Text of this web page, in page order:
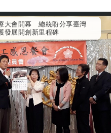
大會開幕 總統盼分享臺灣
發展開創新里程碑
影片「台灣醫療點亮世界」
健康產業展」預告短片，向
球健康的創新能量
國談話 強調臺灣人有權利
近國家共同維護國際秩序
抵達史瓦帝尼王國進行國是
茶敘 盼化分歧為團結、為